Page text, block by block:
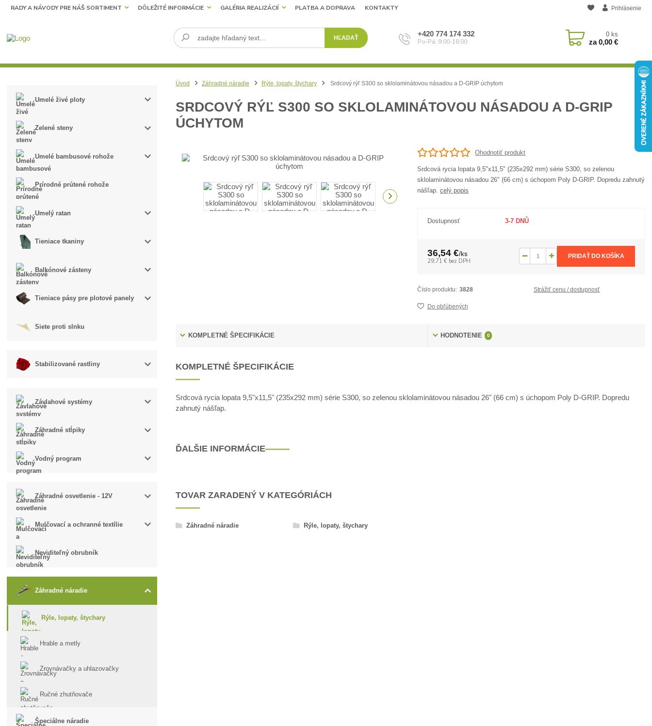
RADY A NÁVODY PRE NÁŠ SORTIMENT DÔLEŽITÉ INFORMÁCIE GALÉRIA REALIZÁCIÍ PLATBA A DOPRAVA KONTAKTY Prihlásenie
HĽADAŤ +420 774 174 332
Po-Pá: 9:00-18:00
0 ks
za0,00 €
Umelé živé ploty
Zelené steny
Umelé bambusové rohože
Prírodné prútené rohože
Umelý ratan
Tieniace tkaniny
Balkónové zásteny
Tieniace pásy pre plotové panely
Siete proti slnku
Stabilizované rastliny
Závlahové systémy
Záhradné stĺpiky
Vodný program
Záhradné osvetlenie - 12V
Mulčovací a ochranné textílie
Neviditeľný obrubník
Záhradné náradie
Rýle, lopaty, štychary
Hrable a metly
Zrovnávačky a uhlazovačky
Ručné zhutňovače
Špeciálne náradie
Úvod Záhradné náradie Rýle, lopaty, štychary Srdcový rýľ S300 so sklolaminátovou násadou a D-GRIP úchytom
SRDCOVÝ RÝĽ S300 SO SKLOLAMINÁTOVOU NÁSADOU A D-GRIP
ÚCHYTOM
Ohodnotiť produkt
Srdcová rycia lopata 9,5"x11,5" (235x292 mm) série S300, so zelenou
sklolaminátovou násadou 26" (66 cm) s úchopom Poly D-GRIP. Dopredu zahnutý
nášľap. celý popis
Dostupnosť 3-7 DNŮ
36,54 €/ks
29,71 € bez DPH
PRIDAŤ DO KOŠÍKA
Číslo produktu: 3828 Strážiť cenu / dostupnosť
Do obľúbených
KOMPLETNÉ ŠPECIFIKÁCIE HODNOTENIE 0
KOMPLETNÉ ŠPECIFIKÁCIE
Srdcová rycia lopata 9,5"x11,5" (235x292 mm) série S300, so zelenou sklolaminátovou násadou 26" (66 cm) s úchopom Poly D-GRIP. Dopredu
zahnutý nášľap.
ĎALŠIE INFORMÁCIE
TOVAR ZARADENÝ V KATEGÓRIÁCH
Záhradné náradie Rýle, lopaty, štychary